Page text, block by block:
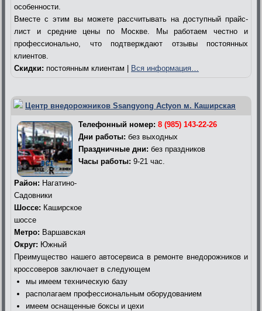
особенности.
Вместе с этим вы можете рассчитывать на доступный прайс-
лист и средние цены по Москве. Мы работаем честно и
профессионально, что подтверждают отзывы постоянных
клиентов.
Скидки: постоянным клиентам | Вся информация…
Центр внедорожников Ssangyong Actyon м. Каширская
Телефонный номер: 8 (985) 143-22-26
Дни работы: без выходных
Праздничные дни: без праздников
Часы работы: 9-21 час.
Район: Нагатино-
Садовники
Шоссе: Каширское
шоссе
Метро: Варшавская
Округ: Южный
Преимущество нашего автосервиса в ремонте внедорожников и
кроссоверов заключает в следующем
мы имеем техническую базу
располагаем профессиональным оборудованием
имеем оснащенные боксы и цехи